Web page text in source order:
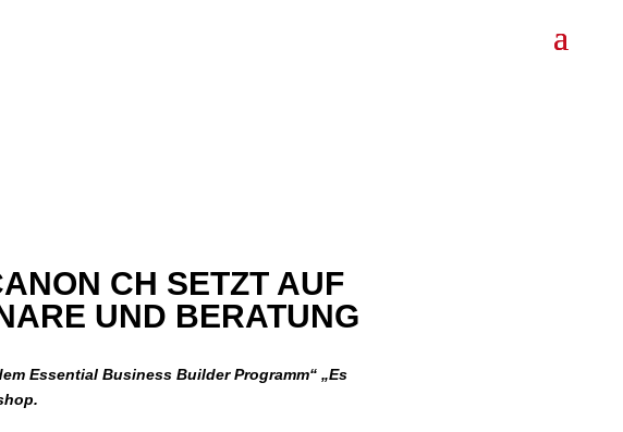
CH SETZT AUF
UND BERATUNG
Essential Business Builder Programm“ „Es